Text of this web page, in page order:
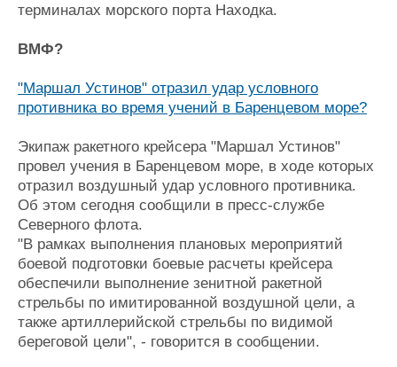
терминалах морского порта Находка.
ВМФ?
"Маршал Устинов" отразил удар условного
противника во время учений в Баренцевом море?
Экипаж ракетного крейсера "Маршал Устинов"
провел учения в Баренцевом море, в ходе которых
отразил воздушный удар условного противника.
Об этом сегодня сообщили в пресс-службе
Северного флота.
"В рамках выполнения плановых мероприятий
боевой подготовки боевые расчеты крейсера
обеспечили выполнение зенитной ракетной
стрельбы по имитированной воздушной цели, а
также артиллерийской стрельбы по видимой
береговой цели", - говорится в сообщении.